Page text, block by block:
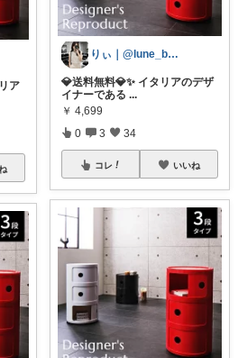
ア
りぃ｜@lune_biyou
💎送料無料💎✨ イタリアのデザ
イナーである ...
￥ 4,699
0 3 34
コレ いいね